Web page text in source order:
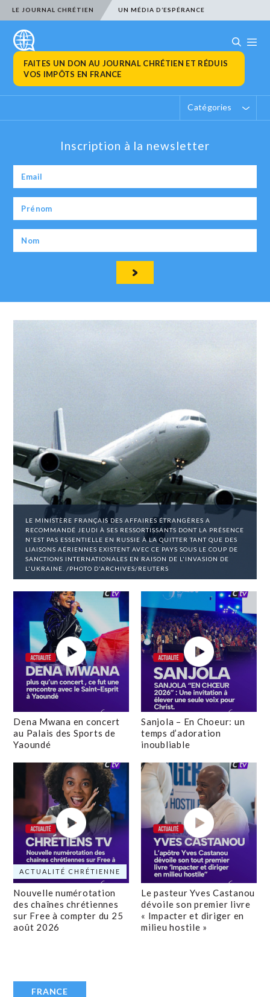
LE JOURNAL CHRÉTIEN UN MÉDIA D’ESPÉRANCE
FAITES UN DON AU JOURNAL CHRÉTIEN ET RÉDUIS
VOS IMPÔTS EN FRANCE
Catégories
Inscription à la newsletter
LE MINISTÈRE FRANÇAIS DES AFFAIRES ÉTRANGÈRES A
RECOMMANDÉ JEUDI À SES RESSORTISSANTS DONT LA PRÉSENCE
N'EST PAS ESSENTIELLE EN RUSSIE À LA QUITTER TANT QUE DES
LIAISONS AÉRIENNES EXISTENT AVEC CE PAYS SOUS LE COUP DE
SANCTIONS INTERNATIONALES EN RAISON DE L'INVASION DE
L'UKRAINE. /PHOTO D'ARCHIVES/REUTERS
Dena Mwana en concert
au Palais des Sports de
Yaoundé
Sanjola – En Choeur: un
temps d’adoration
inoubliable
ACTUALITÉ CHRÉTIENNE
Nouvelle numérotation
des chaînes chrétiennes
sur Free à compter du 25
août 2026
Le pasteur Yves Castanou
dévoile son premier livre
« Impacter et diriger en
milieu hostile »
FRANCE